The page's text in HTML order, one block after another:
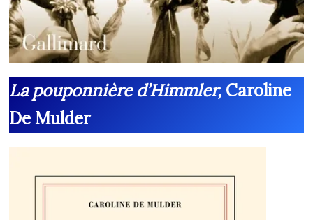
La pouponnière d’Himmler, Caroline
De Mulder